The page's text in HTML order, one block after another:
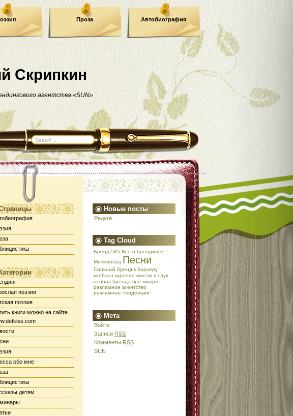
Скрипкин
агентства «SUN»
Проза Автобиография
поэзия
поэзия
книги можно на сайте
обо мне
детям
Новые посты
Радуга
Tag Cloud
Бренд 585 Все о брендинге
Меченосец Песни
Сильный бренд к барьеру
колбаса курение мысли в слух
основа бренда про хмыря
рекламное агентство
рекламные тенденции
Мета
Войти
Записи RSS
Комменты RSS
SUN